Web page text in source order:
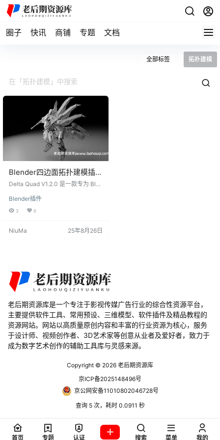
圈子 快讯 商铺 专题 文档
全部标签 拓扑建模
Blender四边面拓扑建模插件
Delta Quad V1.2.0正式版
Delta Quad V1.2.0 是一款专为 Blen
速重新拓扑选中的面。该插件支持
从单个 Ngon 面到整个网格部分的
建模效率和模型质量。 支持的Blend
Blender插件
3 0
NiuMa 25年8月26日
老后期资源库是一个专注于影视传媒广告行业的综合性资源平台，
主要提供软件工具、常用预设、三维模型、软件插件及精品教程的
资源网站。网站以高质量原创内容和丰富的行业资源为核心，服务
于设计师、视频创作者、3D艺术家等创意从业者及爱好者，致力于
成为数字艺术创作的辅助工具库与灵感来源。
Copyright © 2026 老后期资源库
京ICP备2025148496号
京公网安备11010802046728号
查询 5 次，耗时 0.0911 秒
首页 专题 认证 搜索 菜单 我的